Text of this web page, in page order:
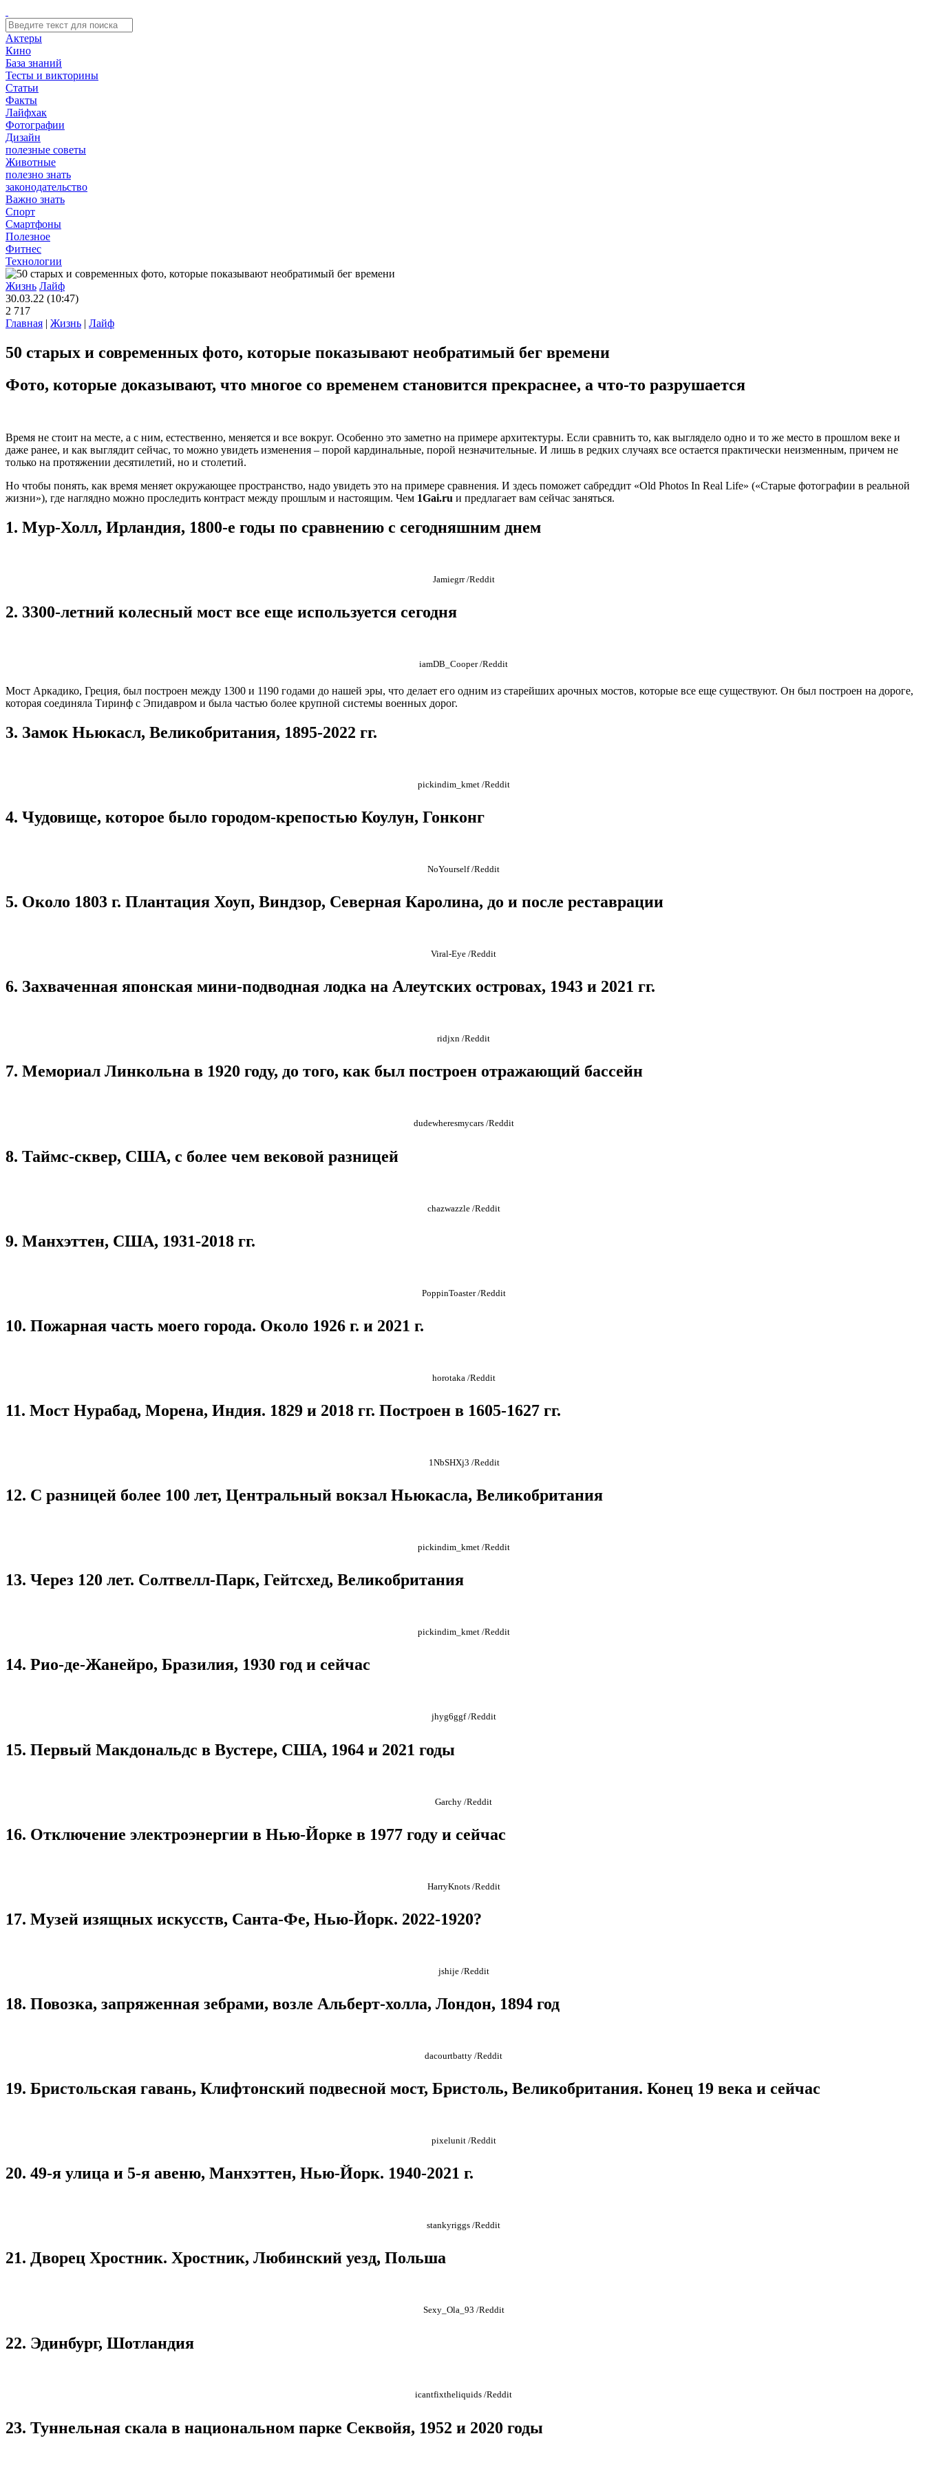
Актеры
Кино
База знаний
Тесты и викторины
Статьи
Факты
Лайфхак
Фотографии
Дизайн
полезные советы
Животные
полезно знать
законодательство
Важно знать
Спорт
Смартфоны
Полезное
Фитнес
Технологии
Жизнь Лайф
30.03.22 (10:47)
2 717
Главная | Жизнь | Лайф
50 старых и современных фото, которые показывают необратимый бег времени
Фото, которые доказывают, что многое со временем становится прекраснее, а что-то разрушается
Время не стоит на месте, а с ним, естественно, меняется и все вокруг. Особенно это заметно на примере архитектуры. Если сравнить то, как выглядело одно и то же место в прошлом веке и
даже ранее, и как выглядит сейчас, то можно увидеть изменения – порой кардинальные, порой незначительные. И лишь в редких случаях все остается практически неизменным, причем не
только на протяжении десятилетий, но и столетий.
Но чтобы понять, как время меняет окружающее пространство, надо увидеть это на примере сравнения. И здесь поможет сабреддит «Old Photos In Real Life» («Старые фотографии в реальной
жизни»), где наглядно можно проследить контраст между прошлым и настоящим. Чем 1Gai.ru и предлагает вам сейчас заняться.
1. Мур-Холл, Ирландия, 1800-е годы по сравнению с сегодняшним днем
Jamiegrr /Reddit
2. 3300-летний колесный мост все еще используется сегодня
iamDB_Cooper /Reddit
Мост Аркадико, Греция, был построен между 1300 и 1190 годами до нашей эры, что делает его одним из старейших арочных мостов, которые все еще существуют. Он был построен на дороге,
которая соединяла Тиринф с Эпидавром и была частью более крупной системы военных дорог.
3. Замок Ньюкасл, Великобритания, 1895-2022 гг.
pickindim_kmet /Reddit
4. Чудовище, которое было городом-крепостью Коулун, Гонконг
NoYourself /Reddit
5. Около 1803 г. Плантация Хоуп, Виндзор, Северная Каролина, до и после реставрации
Viral-Eye /Reddit
6. Захваченная японская мини-подводная лодка на Алеутских островах, 1943 и 2021 гг.
ridjxn /Reddit
7. Мемориал Линкольна в 1920 году, до того, как был построен отражающий бассейн
dudewheresmycars /Reddit
8. Таймс-сквер, США, с более чем вековой разницей
chazwazzle /Reddit
9. Манхэттен, США, 1931-2018 гг.
PoppinToaster /Reddit
10. Пожарная часть моего города. Около 1926 г. и 2021 г.
horotaka /Reddit
11. Мост Нурабад, Морена, Индия. 1829 и 2018 гг. Построен в 1605-1627 гг.
1NbSHXj3 /Reddit
12. С разницей более 100 лет, Центральный вокзал Ньюкасла, Великобритания
pickindim_kmet /Reddit
13. Через 120 лет. Солтвелл-Парк, Гейтсхед, Великобритания
pickindim_kmet /Reddit
14. Рио-де-Жанейро, Бразилия, 1930 год и сейчас
jhyg6ggf /Reddit
15. Первый Макдональдс в Вустере, США, 1964 и 2021 годы
Garchy /Reddit
16. Отключение электроэнергии в Нью-Йорке в 1977 году и сейчас
HarryKnots /Reddit
17. Музей изящных искусств, Санта-Фе, Нью-Йорк. 2022-1920?
jshije /Reddit
18. Повозка, запряженная зебрами, возле Альберт-холла, Лондон, 1894 год
dacourtbatty /Reddit
19. Бристольская гавань, Клифтонский подвесной мост, Бристоль, Великобритания. Конец 19 века и сейчас
pixelunit /Reddit
20. 49-я улица и 5-я авеню, Манхэттен, Нью-Йорк. 1940-2021 г.
stankyriggs /Reddit
21. Дворец Хростник. Хростник, Любинский уезд, Польша
Sexy_Ola_93 /Reddit
22. Эдинбург, Шотландия
icantfixtheliquids /Reddit
23. Туннельная скала в национальном парке Секвойя, 1952 и 2020 годы